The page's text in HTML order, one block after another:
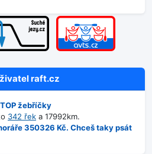
raft.cz
TOP žebříčky
342 řek a 17992km.
350326 Kč. Chceš taky psát